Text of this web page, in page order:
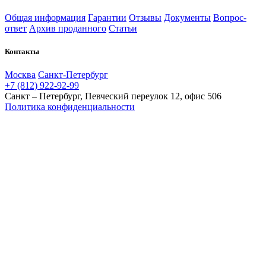
Общая информация Гарантии Отзывы Документы Вопрос-
ответ Архив проданного Статьи
Контакты
Москва Санкт-Петербург
+7 (812) 922-92-99
Санкт – Петербург, Певческий переулок 12, офис 506
Политика конфиденциальности